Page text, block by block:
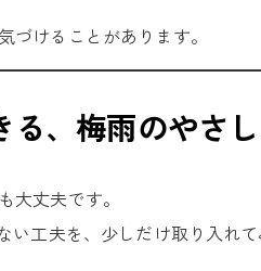
づけることがあります。
る、梅雨のやさ
大丈夫です。
い工夫を、少しだけ取り入れて